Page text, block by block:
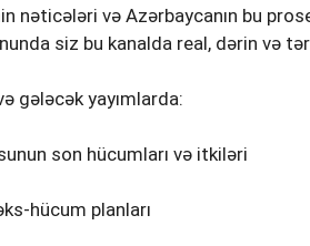
nəticələri və Azərbaycanın bu
siz bu kanalda real, dərin və
gələcək yayımlarda:
son hücumları və itkiləri
hücum planları